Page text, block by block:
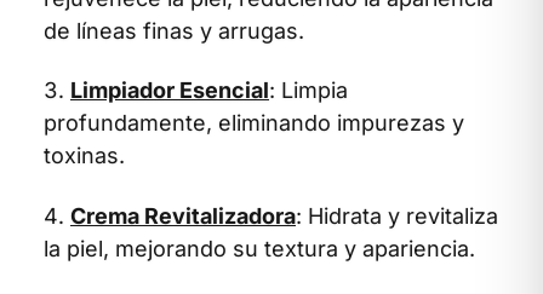
de líneas finas y arrugas.
Limpiador Esencial: Limpia
profundamente, eliminando impurezas y
toxinas.
Crema Revitalizadora: Hidrata y revitaliza
la piel, mejorando su textura y apariencia.